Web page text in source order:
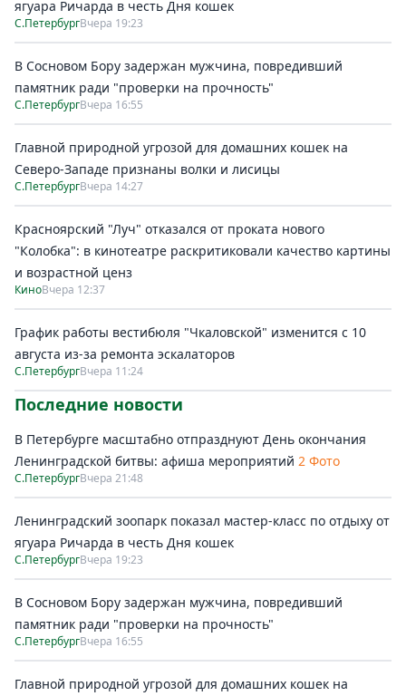
ягуара Ричарда в честь Дня кошек
С.ПетербургВчера 19:23
В Сосновом Бору задержан мужчина, повредивший
памятник ради "проверки на прочность"
С.ПетербургВчера 16:55
Главной природной угрозой для домашних кошек на
Северо-Западе признаны волки и лисицы
С.ПетербургВчера 14:27
Красноярский "Луч" отказался от проката нового
"Колобка": в кинотеатре раскритиковали качество картины
и возрастной ценз
КиноВчера 12:37
График работы вестибюля "Чкаловской" изменится с 10
августа из-за ремонта эскалаторов
С.ПетербургВчера 11:24
Последние новости
В Петербурге масштабно отпразднуют День окончания
Ленинградской битвы: афиша мероприятий 2 Фото
С.ПетербургВчера 21:48
Ленинградский зоопарк показал мастер-класс по отдыху от
ягуара Ричарда в честь Дня кошек
С.ПетербургВчера 19:23
В Сосновом Бору задержан мужчина, повредивший
памятник ради "проверки на прочность"
С.ПетербургВчера 16:55
Главной природной угрозой для домашних кошек на